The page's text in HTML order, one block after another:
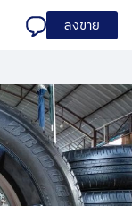
ลงขาย